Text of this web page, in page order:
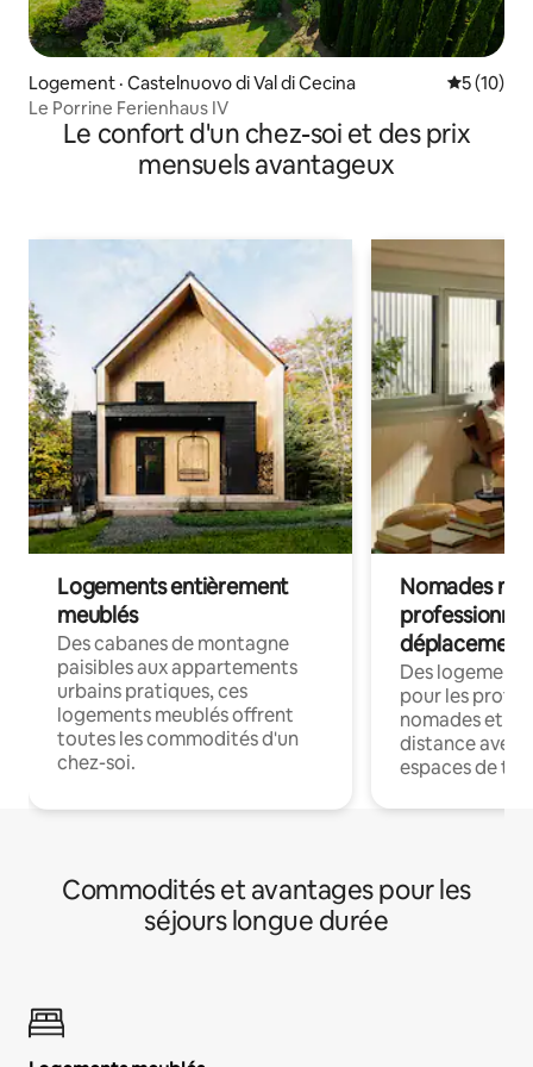
Logement · Castelnuovo di Val di Cecina Note
5 (10)
Le Porrine Ferienhaus IV
Le confort d'un chez-soi et des prix
mensuels avantageux
Logements entièrement
meublés
Des cabanes de montagne
paisibles aux appartements
urbains pratiques, ces
logements meublés offrent
toutes les commodités d'un
chez-soi.
Nomades
déplacement
Des
pour les
nomades et
distance avec
espaces de
Commodités et avantages pour les
séjours longue durée